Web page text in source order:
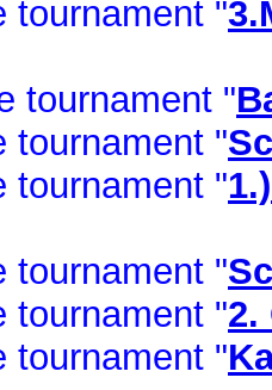
tournament "
tournament "
tournament "
tournament "
tournament "
tournament "2.
tournament "